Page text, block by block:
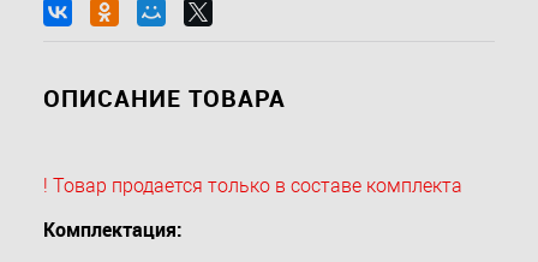
ОПИСАНИЕ ТОВАРА
! Товар продается только в составе комплекта
Комплектация: